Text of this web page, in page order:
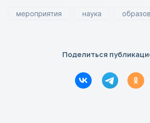
мероприятия наука
Поделиться